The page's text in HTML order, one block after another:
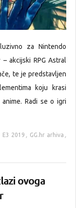
za Nintendo
akcijski RPG Astral
te je predstavljen
koju krasi
Radi se o igri
E3 2019 , GG.hr arhiva ,
ovoga